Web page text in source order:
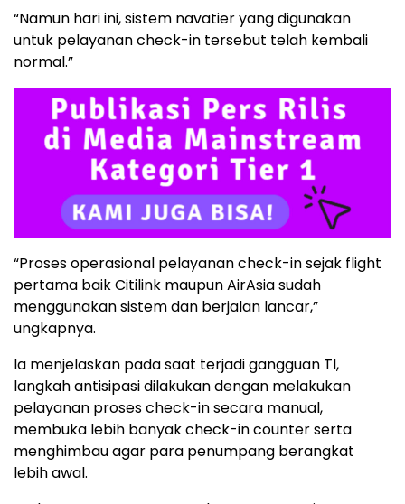
“Namun hari ini, sistem navatier yang digunakan
untuk pelayanan check-in tersebut telah kembali
normal.”
“Proses operasional pelayanan check-in sejak flight
pertama baik Citilink maupun AirAsia sudah
menggunakan sistem dan berjalan lancar,”
ungkapnya.
Ia menjelaskan pada saat terjadi gangguan TI,
langkah antisipasi dilakukan dengan melakukan
pelayanan proses check-in secara manual,
membuka lebih banyak check-in counter serta
menghimbau agar para penumpang berangkat
lebih awal.